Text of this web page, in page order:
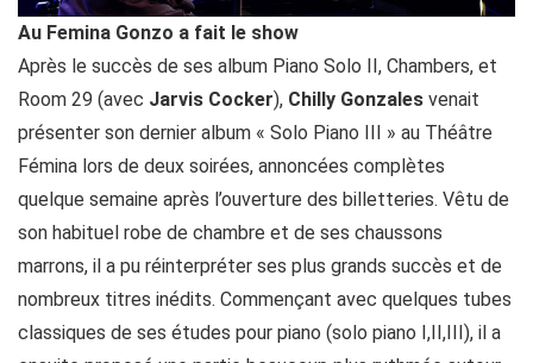
Au Femina Gonzo a fait le show
Après le succès de ses album Piano Solo II, Chambers, et
Room 29 (avec Jarvis Cocker), Chilly Gonzales venait
présenter son dernier album « Solo Piano III » au Théâtre
Fémina lors de deux soirées, annoncées complètes
quelque semaine après l’ouverture des billetteries. Vêtu de
son habituel robe de chambre et de ses chaussons
marrons, il a pu réinterpréter ses plus grands succès et de
nombreux titres inédits. Commençant avec quelques tubes
classiques de ses études pour piano (solo piano I,II,III), il a